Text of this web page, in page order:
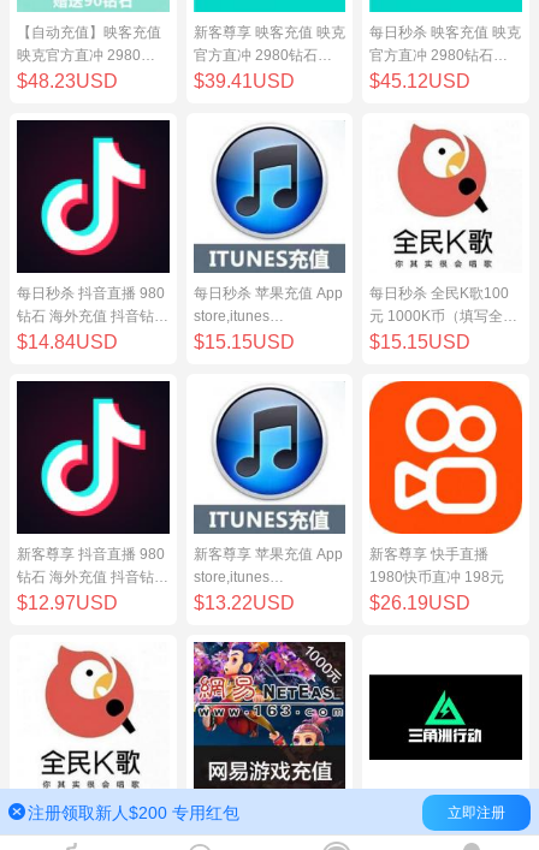
【自动充值】映客充值
映克官方直冲 2980钻
石 298元 inke钻石
$48.23USD
新客尊享 映客充值 映克
官方直冲 2980钻石
298元 inke钻石
$39.41USD
每日秒杀 映客充值 映克
官方直冲 2980钻石
298元 inke钻石
$45.12USD
每日秒杀 抖音直播 980
钻石 海外充值 抖音钻石
（原抖币）98元
$14.84USD
每日秒杀 苹果充值 App
store,itunes
store,iphone,ipad中国
$15.15USD
每日秒杀 全民K歌100
元 1000K币（填写全民
K歌号充值）
$15.15USD
新客尊享 抖音直播 980
钻石 海外充值 抖音钻石
（原抖币）98元
$12.97USD
新客尊享 苹果充值 App
store,itunes
store,iphone,ipad中国
$13.22USD
新客尊享 快手直播
1980快币直冲 198元
$26.19USD
新客尊享 全民K歌100
元 1000K币（填写全民
网易点数1000元(可直
充/寄售) 网易一卡通
三角洲行动（腾讯国
服）
注册领取新人$200 专用红包 立即注册